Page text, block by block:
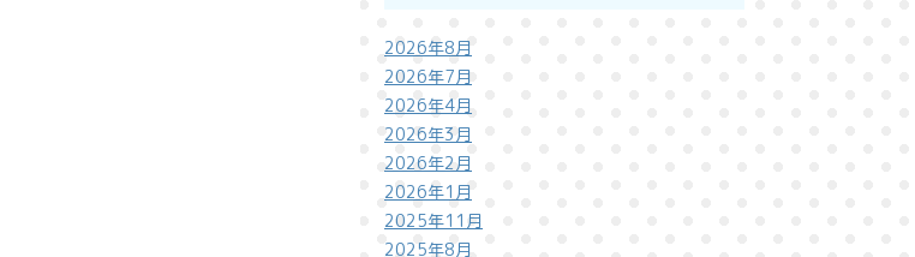
2026年8月
2026年7月
2026年4月
2026年3月
2026年2月
2026年1月
2025年11月
2025年8月